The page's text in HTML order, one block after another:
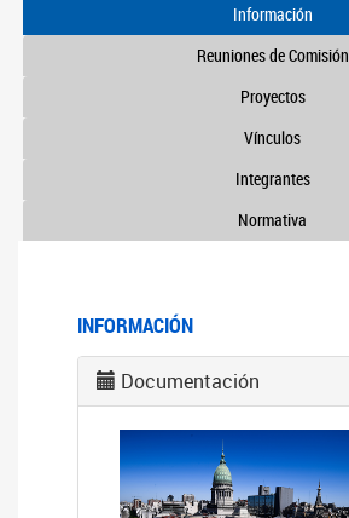
Información
Reuniones de Comisión
Proyectos
Vínculos
Integrantes
Normativa
INFORMACIÓN
Documentación